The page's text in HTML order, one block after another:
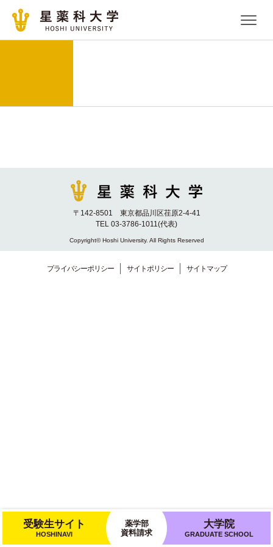
〒142-8501 東京都品川区荏原2-4-41
TEL 03-3786-1011(代表)
Copyright© Hoshi University. All Rights Reserved
プライバシーポリシー サイトポリシー サイトマップ
受験生サイト
HOSHINAVI
薬学部
資料請求
大学院
GRADUATE SCHOOL